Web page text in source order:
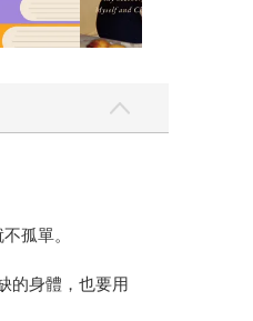
孤單。
的身體，也要用